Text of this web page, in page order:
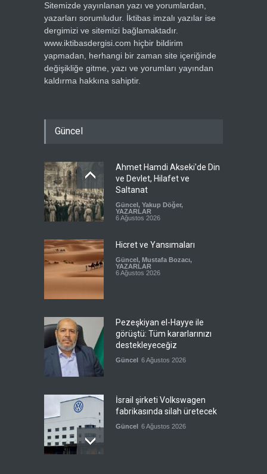
Sitemizde yayınlanan yazı ve yorumlardan,
yazarları sorumludur. İktibas imzalı yazılar ise
dergimizi ve sitemizi bağlamaktadır.
www.iktibasdergisi.com hiçbir bildirim
yapmadan, herhangi bir zaman site içeriğinde
değişikliğe gitme, yazı ve yorumları yayından
kaldırma hakkına sahiptir.
Güncel
Ahmet Hamdi Akseki'de Din
ve Devlet, Hilafet ve
Saltanat
Güncel , Yakup Döğer,
YAZARLAR
6 Ağustos 2026
Hicret ve Yansımaları
Güncel , Mustafa Bozacı,
YAZARLAR
6 Ağustos 2026
Pezeşkiyan el-Hayye ile
görüştü: Tüm kararlarınızı
destekleyeceğiz
Güncel 6 Ağustos 2026
İsrail şirketi Volkswagen
fabrikasında silah üretecek
Güncel 6 Ağustos 2026